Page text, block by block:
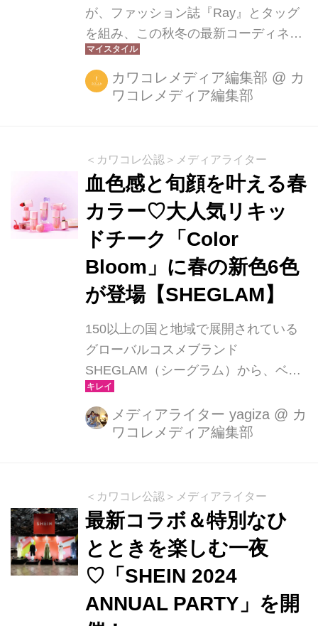
が、ファッション誌『Ray』とタッグ
を組み、この秋冬の最新コーディネー
トを公開しました。SAY MY NAMEの
リーダー・HITOMIさんが着用する全9
ルックは、「おでかけ」「通学」「お
楽しめます。 秋冬の注目トレンドを取
り入れた9スタイル 今回の特集では、
SHEINの人気トレンドショップ
「SHEIN MOD」「Dazy」
「FRIFUL」からピックアップしたア
イテムを中心に、旬のフリルやレース
をあしらったガーリーな「おでかけ
Style」、辛口アイテムをミックスした
「通学Style」、リ...
カワコレメディア編集部 @ カ
ワコレメディア編集部
＜カワコレ公認＞メディアライター
血色感と旬顔を叶える春
カラー♡大人気リキッ
ドチーク「Color
Bloom」に春の新色6色
が登場【SHEGLAM】
150以上の国と地域で展開されている
グローバルコスメブランド
SHEGLAM（シーグラム）から、ベス
トセラーのリキッドチーク「Color
Bloom Liquid Blush」に春の新色6色が
仲間入り！2025年3月5日より、公式オ
に映えるラベンダーカラーから大人可
愛いブリックレッドまで、メイクの幅
がぐっと広がるカラー展開。ワンラン
ク上の血色感メイクが叶います♡
メディアライター yagiza @ カ
ワコレメディア編集部
＜カワコレ公認＞メディアライター
最新コラボ＆特別なひ
とときを楽しむ一夜
♡「SHEIN 2024
ANNUAL PARTY」を開